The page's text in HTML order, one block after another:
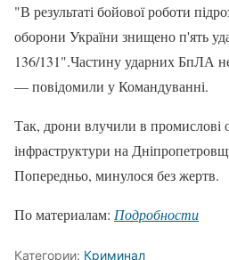
"В результаті бойової роботи
оборони України знищено п'ять
136/131".Частину ударних БпЛА
— повідомили у Командуванні.
Так, дрони влучили в промислові
інфраструктури на
Попередньо, минулося без жертв.
По материалам: Подробности
Категории: Криминал